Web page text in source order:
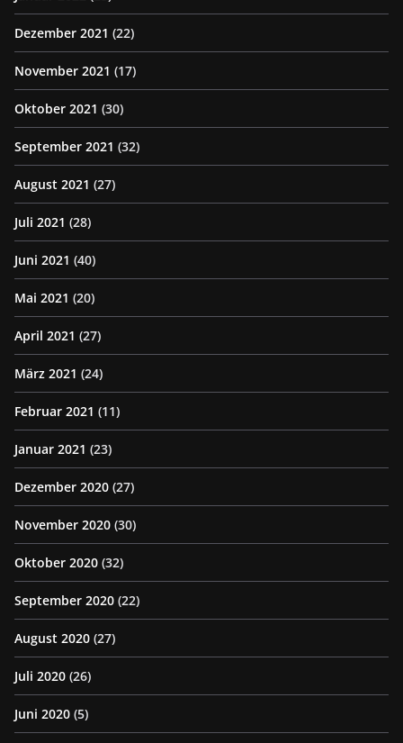
Dezember 2021 (22)
November 2021 (17)
Oktober 2021 (30)
September 2021 (32)
August 2021 (27)
Juli 2021 (28)
Juni 2021 (40)
Mai 2021 (20)
April 2021 (27)
März 2021 (24)
Februar 2021 (11)
Januar 2021 (23)
Dezember 2020 (27)
November 2020 (30)
Oktober 2020 (32)
September 2020 (22)
August 2020 (27)
Juli 2020 (26)
Juni 2020 (5)